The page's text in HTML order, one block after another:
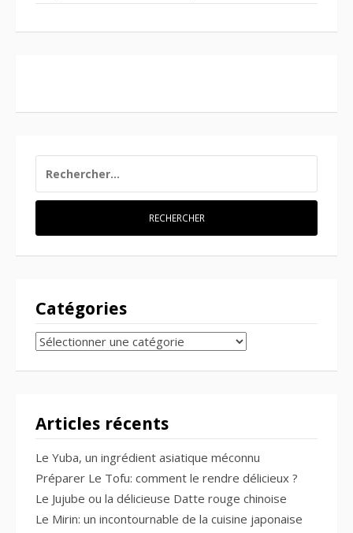
Catégories
CATÉGORIES
Articles récents
Le Yuba, un ingrédient asiatique méconnu
Préparer Le Tofu: comment le rendre délicieux ?
Le Jujube ou la délicieuse Datte rouge chinoise
Le Mirin: un incontournable de la cuisine japonaise